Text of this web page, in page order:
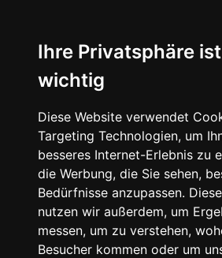
Ihre Privatsphäre
wichtig
Diese Website verwendet
Targeting Technologien, um
besseres Internet-Erlebnis zu
die Werbung, die Sie sehen,
Bedürfnisse anzupassen.
nutzen wir außerdem, um
messen, um zu verstehen,
Besucher kommen oder um